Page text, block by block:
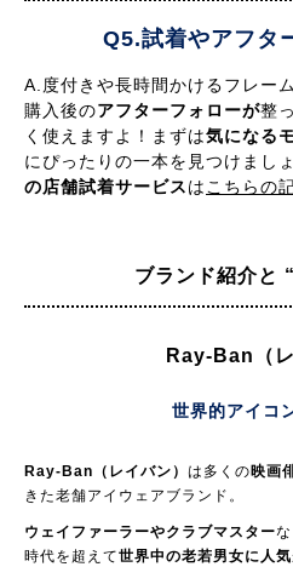
Q5.試着やアフタ
A.度付きや長時間かけるフレー
購入後のアフターフォローが整
く使えますよ！まずは気になる
にぴったりの一本を見つけまし
の店舗試着サービスは こちらの
ブランド紹介と
Ray-Ban（レ
世界的アイコ
Ray-Ban（レイバン） は多くの映画
きた老舗アイウェアブランド。
ウェイファーラーやクラブマスター
時代を超えて世界中の老若男女に人気